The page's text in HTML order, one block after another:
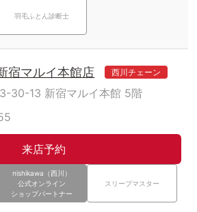
羽毛ふとん診断士
宿マルイ本館店 西川チェーン
30-13 新宿マルイ本館 5階
来店予約
nishikawa（西川）
公式オンライン
ショップパートナー
スリープマスター